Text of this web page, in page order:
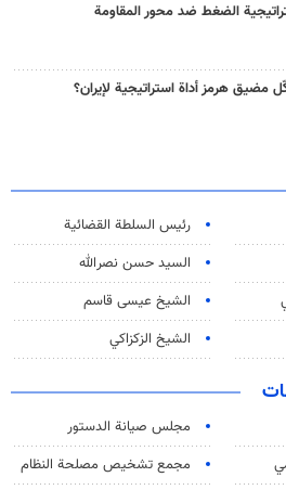
الضغط ضد محور المقاومة
مضيق هرمز أداة استراتيجية لإيران؟
رئیس السلطة القضائیة
السيد حسن نصرالله
الشيخ عيسى قاسم
الشيخ الزكزاكي
مجلس صيانة الدستور
مجمع تشخيص مصلحة النظام